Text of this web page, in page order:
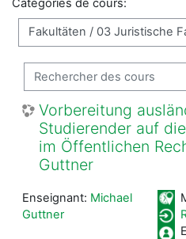
Catégories de cours:
Rechercher des cours
Vorbereitung
Studierender auf
im Öffentlichen
Guttner
Enseignant: Michael
Guttner